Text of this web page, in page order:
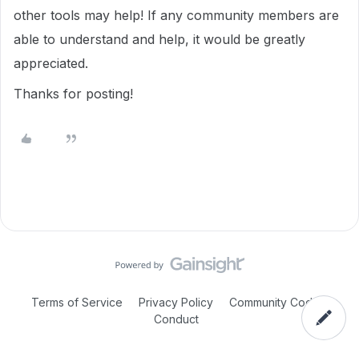
other tools may help! If any community members are
able to understand and help, it would be greatly
appreciated.
Thanks for posting!
Terms of Service Privacy Policy
Community Code of
Conduct